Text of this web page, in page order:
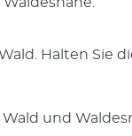
Halten Sie
und